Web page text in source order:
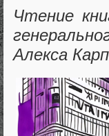
Чтение
Алекса